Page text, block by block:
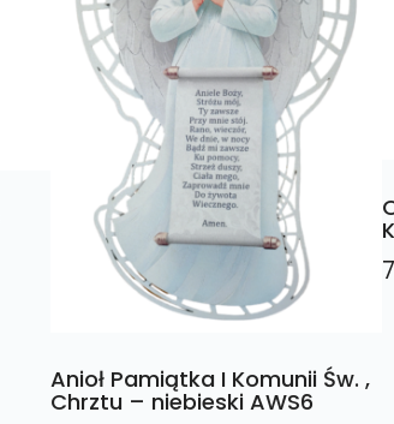
Anioł Pamiątka I Komunii Św. ,
Chrztu – niebieski AWS6